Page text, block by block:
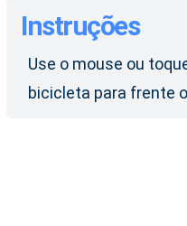
Instruções
Use o mouse ou
bicicleta para frente